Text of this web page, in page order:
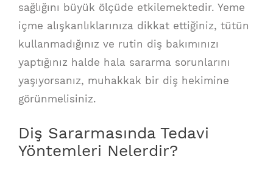
sağlığını büyük ölçüde etkilemektedir. Yeme
içme alışkanlıklarınıza dikkat ettiğiniz, tütün
kullanmadığınız ve rutin diş bakımınızı
yaptığınız halde hala sararma sorunlarını
yaşıyorsanız, muhakkak bir diş hekimine
görünmelisiniz.
Diş Sararmasında Tedavi
Yöntemleri Nelerdir?